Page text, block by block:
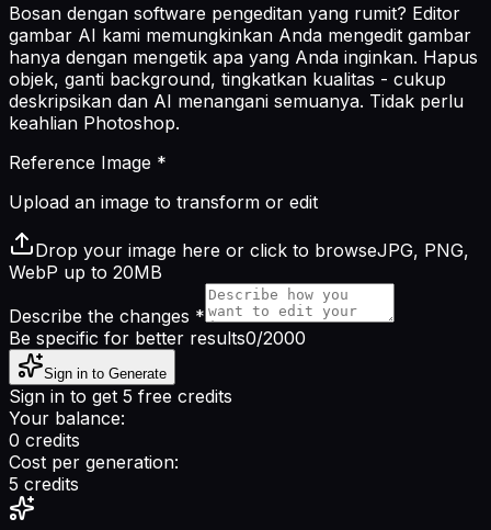
Bosan dengan software pengeditan yang rumit? Editor
gambar AI kami memungkinkan Anda mengedit gambar
hanya dengan mengetik apa yang Anda inginkan. Hapus
objek, ganti background, tingkatkan kualitas - cukup
deskripsikan dan AI menangani semuanya. Tidak perlu
keahlian Photoshop.
Reference Image *
Upload an image to transform or edit
Drop your image here or click to browseJPG, PNG,
WebP up to 20MB
Describe the changes *
Be specific for better results0/2000
Sign in to Generate
Sign in to get 5 free credits
Your balance:
0 credits
Cost per generation:
5 credits